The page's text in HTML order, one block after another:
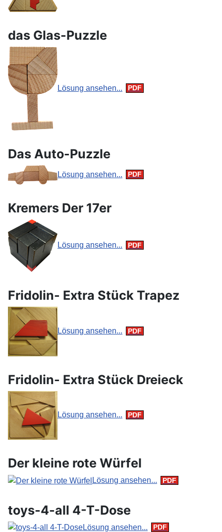
das Glas-Puzzle
Lösung ansehen...
Das Auto-Puzzle
Lösung ansehen...
Kremers Der 17er
Lösung ansehen...
Fridolin- Extra Stück Trapez
Lösung ansehen...
Fridolin- Extra Stück Dreieck
Lösung ansehen...
Der kleine rote Würfel
Lösung ansehen...
toys-4-all 4-T-Dose
Lösung ansehen...